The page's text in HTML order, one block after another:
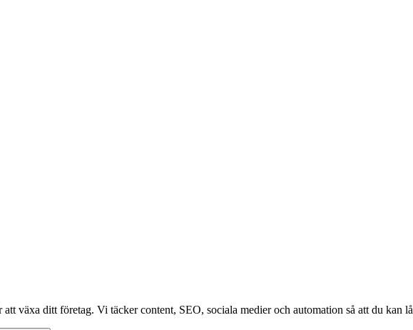
växa ditt företag. Vi täcker content, SEO, sociala medier och automation så att du kan